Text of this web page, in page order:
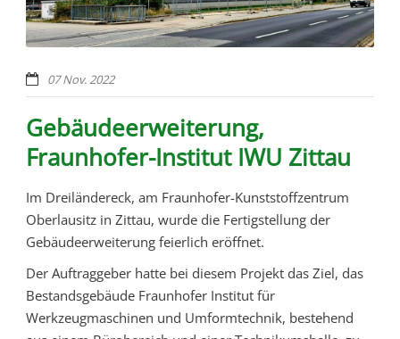
07 Nov. 2022
Gebäudeerweiterung,
Fraunhofer-Institut IWU Zittau
Im Dreiländereck, am Fraunhofer-Kunststoffzentrum
Oberlausitz in Zittau, wurde die Fertigstellung der
Gebäudeerweiterung feierlich eröffnet.
Der Auftraggeber hatte bei diesem Projekt das Ziel, das
Bestandsgebäude Fraunhofer Institut für
Werkzeugmaschinen und Umformtechnik, bestehend